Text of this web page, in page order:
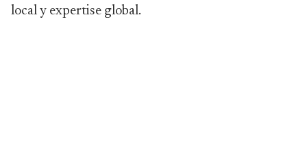
local y expertise global.